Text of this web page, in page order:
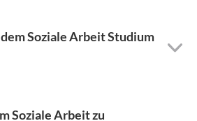
Soziale Arbeit Studium
Soziale Arbeit zu